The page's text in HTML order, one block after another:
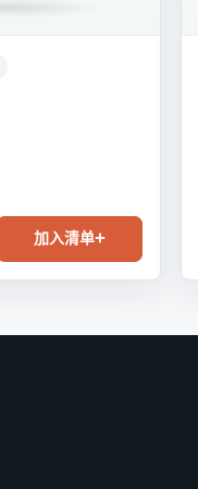
加入清单